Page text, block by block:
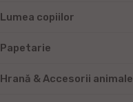
Lumea copiilor
Papetarie
Hrană & Accesorii animale